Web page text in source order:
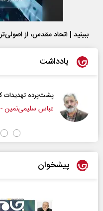
ببینید | اتحاد مقدس، از
یادداشت
پشت‌پرده تهدیدات
عباس سلیمی‌نمین
پیشخوان